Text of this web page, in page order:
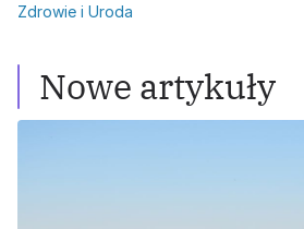
Zdrowie i Uroda
Nowe artykuły